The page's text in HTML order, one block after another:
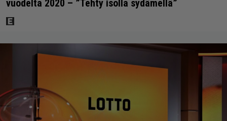
vuodelta 2020 – ”Tehty isolla sydämellä”